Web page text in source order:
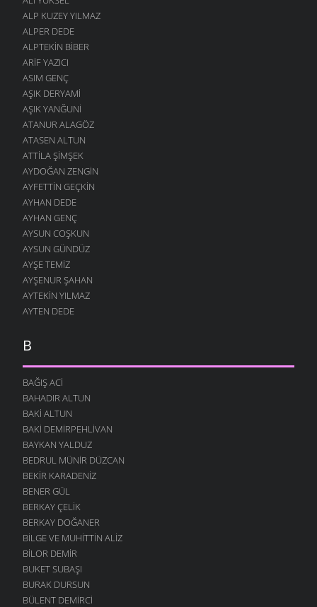
ALP KUZEY YILMAZ
ALPER DEDE
ALPTEKIN BIBER
ARIF YAZICI
ASIM GENÇ
AŞIK DERYAMI
AŞIK YANĞUNI
ATANUR ALAGÖZ
ATASEN ALTUN
ATTILA ŞIMŞEK
AYDOĞAN ZENGIN
AYFETTIN GEÇKIN
AYHAN DEDE
AYHAN GENÇ
AYSUN COŞKUN
AYSUN GÜNDÜZ
AYŞE TEMIZ
AYŞENUR ŞAHAN
AYTEKIN YILMAZ
AYTEN DEDE
B
BAĞIŞ ACI
BAHADIR ALTUN
BAKI ALTUN
BAKI DEMIRPEHLIVAN
BAYKAN YALDUZ
BEDRUL MÜNIR DÜZCAN
BEKIR KARADENIZ
BENER GÜL
BERKAY ÇELIK
BERKAY DOĞANER
BILGE VE MUHITTIN ALIZ
BILOR DEMIR
BUKET SUBAŞI
BURAK DURSUN
BÜLENT DEMIRCI